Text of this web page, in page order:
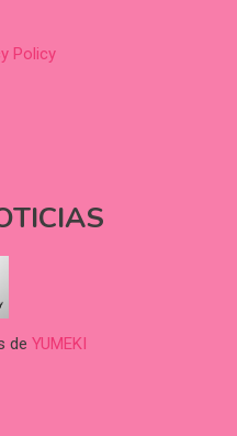
Policy
de YUMEKI